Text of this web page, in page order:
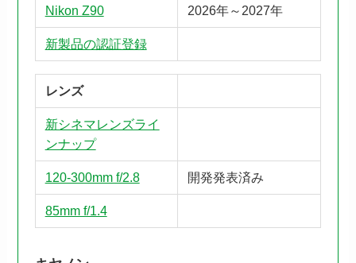
Nikon Z90 2026年～2027年
新製品の認証登録
レンズ
新シネマレンズライ
ンナップ
120-300mm f/2.8 開発発表済み
85mm f/1.4